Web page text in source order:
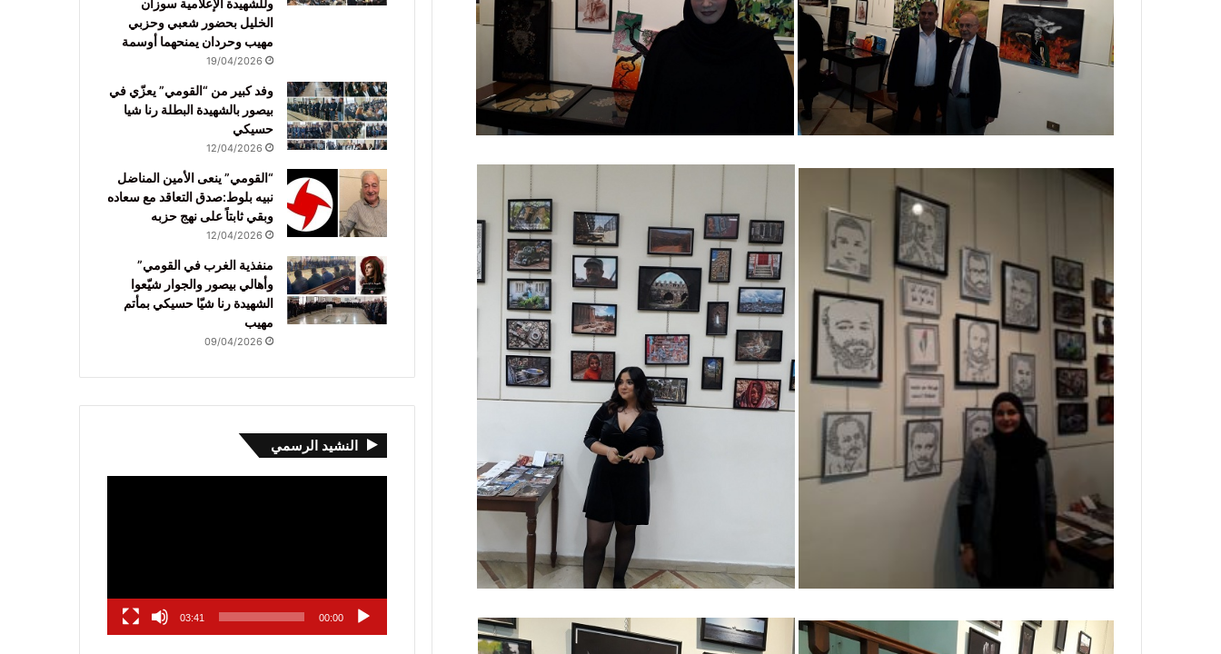
الخليل بحضور شعبي وحزبي
مهيب وحردان يمنحهما أوسمة
19/04/2026
وفد كبير من “القومي” يعزّي في
بيصور بالشهيدة البطلة رنا شيا
حسيكي
12/04/2026
“القومي” ينعى الأمين المناضل
نبيه بلوط:صدق التعاقد مع سعاده
وبقي ثابتاً على نهج حزبه
12/04/2026
منفذية الغرب في القومي”
وأهالي بيصور والجوار شيّعوا
الشهيدة رنا شيّا حسيكي بمأتم
مهيب
09/04/2026
النشيد الرسمي
00:00
03:41